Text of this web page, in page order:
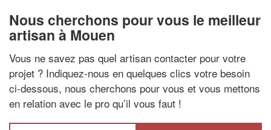
Nous cherchons pour vous le meilleur
artisan à Mouen
Vous ne savez pas quel artisan contacter pour votre
projet ? Indiquez-nous en quelques clics votre besoin
ci-dessous, nous cherchons pour vous et vous mettons
en relation avec le pro qu’il vous faut !